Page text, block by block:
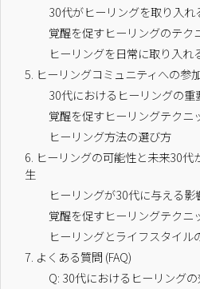
30代がヒーリングを取り入れ
覚醒を促すヒーリングのテク
ヒーリングを日常に取り入れ
5. ヒーリングコミュニティへの参
30代におけるヒーリングの重
覚醒を促すヒーリングテクニ
ヒーリング方法の選び方
6. ヒーリングの可能性と未来30代
生
ヒーリングが30代に与える影
覚醒を促すヒーリングテクニ
ヒーリングとライフスタイル
7. よくある質問 (FAQ)
Q: 30代におけるヒーリング